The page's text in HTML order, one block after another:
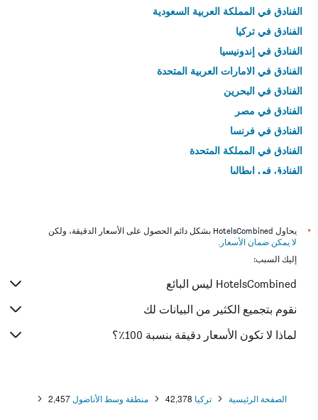
الفنادق في المملكة العربية السعودية
الفنادق في تركيا
الفنادق في إندونيسيا
الفنادق في الامارات العربية المتحدة
الفنادق في البحرين
الفنادق في مصر
الفنادق في فرنسا
الفنادق في المملكة المتحدة
الفنادق في إيطاليا
*
يحاول HotelsCombined بشكل دائم الحصول على الأسعار الدقيقة، ولكن
لا يمكن ضمان الأسعار .
إليك السبب:
HotelsCombined ليس البائع
نقوم بتجميع الكثير من البيانات لك
لماذا لا تكون الأسعار دقيقة بنسبة 100٪؟
الصفحة الرئيسية تركيا 42,378 منطقة وسط الأناضول 2,457